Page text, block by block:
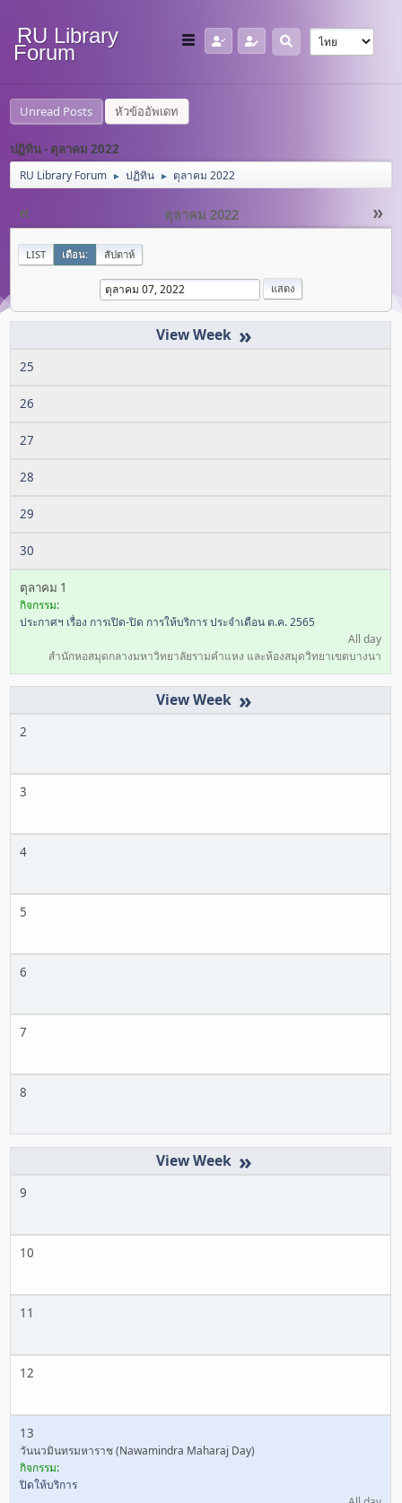
RU Library
Forum
Unread Posts หัวข้ออัพเดท
ปฏิทิน - ตุลาคม 2022
RU Library Forum ► ปฏิทิน ► ตุลาคม 2022
« »
ตุลาคม 2022
LIST เดือน: สัปดาห์
»
25
26
27
28
29
30
ตุลาคม 1
กิจกรรม:
ประกาศฯ เรื่อง การเปิด-ปิด การให้บริการ ประจำเดือน ต.ค. 2565
All day
สำนักหอสมุดกลางมหาวิทยาลัยรามคำแหง และห้องสมุดวิทยาเขตบางนา
»
2
3
4
5
6
7
8
»
9
10
11
12
13
วันนวมินทรมหาราช (Nawamindra Maharaj Day)
กิจกรรม:
ปิดให้บริการ